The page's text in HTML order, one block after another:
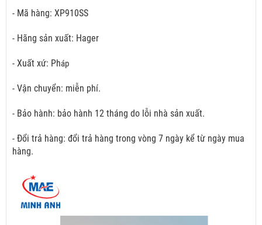
- Mã hàng: XP910SS
- Hãng sản xuất: Hager
- Xuất xứ: Pháp
- Vận chuyển: miễn phí.
- Bảo hành: bảo hành 12 tháng do lỗi nhà sản xuất.
- Đổi trả hàng: đổi trả hàng trong vòng 7 ngày kể từ ngày mua
hàng.